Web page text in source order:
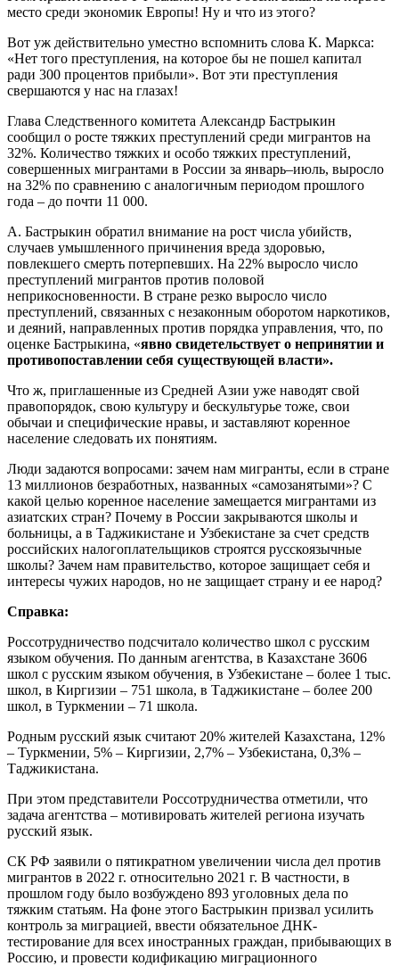
место среди экономик Европы! Ну и что из этого?
Вот уж действительно уместно вспомнить слова К. Маркса:
«Нет того преступления, на которое бы не пошел капитал
ради 300 процентов прибыли». Вот эти преступления
свершаются у нас на глазах!
Глава Следственного комитета Александр Бастрыкин
сообщил о росте тяжких преступлений среди мигрантов на
32%. Количество тяжких и особо тяжких преступлений,
совершенных мигрантами в России за январь–июль, выросло
на 32% по сравнению с аналогичным периодом прошлого
года – до почти 11 000.
А. Бастрыкин обратил внимание на рост числа убийств,
случаев умышленного причинения вреда здоровью,
повлекшего смерть потерпевших. На 22% выросло число
преступлений мигрантов против половой
неприкосновенности. В стране резко выросло число
преступлений, связанных с незаконным оборотом наркотиков,
и деяний, направленных против порядка управления, что, по
оценке Бастрыкина, «явно свидетельствует о непринятии и
противопоставлении себя существующей власти».
Что ж, приглашенные из Средней Азии уже наводят свой
правопорядок, свою культуру и бескультурье тоже, свои
обычаи и специфические нравы, и заставляют коренное
население следовать их понятиям.
Люди задаются вопросами: зачем нам мигранты, если в стране
13 миллионов безработных, названных «самозанятыми»? С
какой целью коренное население замещается мигрантами из
азиатских стран? Почему в России закрываются школы и
больницы, а в Таджикистане и Узбекистане за счет средств
российских налогоплательщиков строятся русскоязычные
школы? Зачем нам правительство, которое защищает себя и
интересы чужих народов, но не защищает страну и ее народ?
Справка:
Россотрудничество подсчитало количество школ с русским
языком обучения. По данным агентства, в Казахстане 3606
школ с русским языком обучения, в Узбекистане – более 1 тыс.
школ, в Киргизии – 751 школа, в Таджикистане – более 200
школ, в Туркмении – 71 школа.
Родным русский язык считают 20% жителей Казахстана, 12%
– Туркмении, 5% – Киргизии, 2,7% – Узбекистана, 0,3% –
Таджикистана.
При этом представители Россотрудничества отметили, что
задача агентства – мотивировать жителей региона изучать
русский язык.
СК РФ заявили о пятикратном увеличении числа дел против
мигрантов в 2022 г. относительно 2021 г. В частности, в
прошлом году было возбуждено 893 уголовных дела по
тяжким статьям. На фоне этого Бастрыкин призвал усилить
контроль за миграцией, ввести обязательное ДНК-
тестирование для всех иностранных граждан, прибывающих в
Россию, и провести кодификацию миграционного